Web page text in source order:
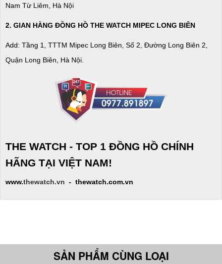
Nam Từ Liêm, Hà Nội
2. GIAN HÀNG ĐỒNG HỒ THE WATCH MIPEC LONG BIÊN
Add: Tầng 1, TTTM Mipec Long Biên, Số 2, Đường Long Biên 2,
Quận Long Biên, Hà Nội.
THE WATCH - TOP 1 ĐỒNG HỒ CHÍNH
HÃNG TẠI VIỆT NAM!
www.thewatch.vn - thewatch.com.vn
SẢN PHẨM CÙNG LOẠI